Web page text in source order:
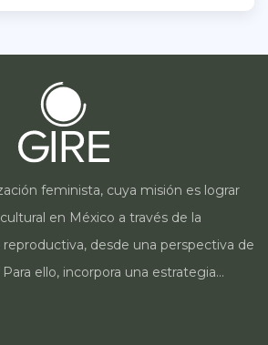
feminista, cuya misión es lograr
en México a través de la
desde una perspectiva de
ello, incorpora una estrategia
la incidencia en legislación y